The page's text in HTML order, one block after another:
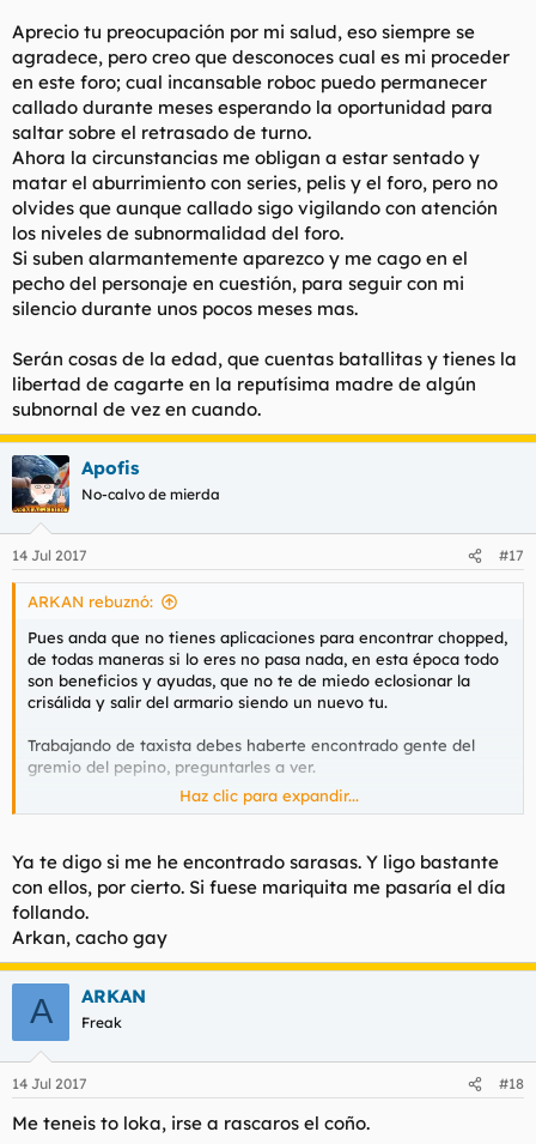
Aprecio tu preocupación por mi salud, eso siempre se
agradece, pero creo que desconoces cual es mi proceder
en este foro; cual incansable roboc puedo permanecer
callado durante meses esperando la oportunidad para
saltar sobre el retrasado de turno.
Ahora la circunstancias me obligan a estar sentado y
matar el aburrimiento con series, pelis y el foro, pero no
olvides que aunque callado sigo vigilando con atención
los niveles de subnormalidad del foro.
Si suben alarmantemente aparezco y me cago en el
pecho del personaje en cuestión, para seguir con mi
silencio durante unos pocos meses mas.
Serán cosas de la edad, que cuentas batallitas y tienes la
libertad de cagarte en la reputísima madre de algún
subnornal de vez en cuando.
Apofis
No-calvo de mierda
14 Jul 2017 #17
ARKAN rebuznó:
Pues anda que no tienes aplicaciones para encontrar chopped,
de todas maneras si lo eres no pasa nada, en esta época todo
son beneficios y ayudas, que no te de miedo eclosionar la
crisálida y salir del armario siendo un nuevo tu.
Trabajando de taxista debes haberte encontrado gente del
gremio del pepino, preguntarles a ver.
¿Eres Iñaki, tocas el bajo?
Haz clic para expandir...
Ya te digo si me he encontrado sarasas. Y ligo bastante
con ellos, por cierto. Si fuese mariquita me pasaría el día
follando.
Arkan, cacho gay
A ARKAN
Freak
14 Jul 2017 #18
Me teneis to loka, irse a rascaros el coño.